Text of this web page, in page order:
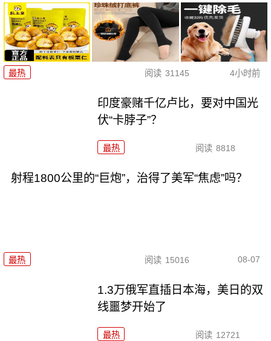
最热 阅读 31145 4小时前
印度豪赌千亿卢比，要对中国光
伏“卡脖子”？
最热 阅读 8818
射程1800公里的“巨炮”，治得了美军“焦虑”吗？
最热 阅读 15016 08-07
1.3万俄军直插日本海，美日的双
线噩梦开始了
最热 阅读 12721